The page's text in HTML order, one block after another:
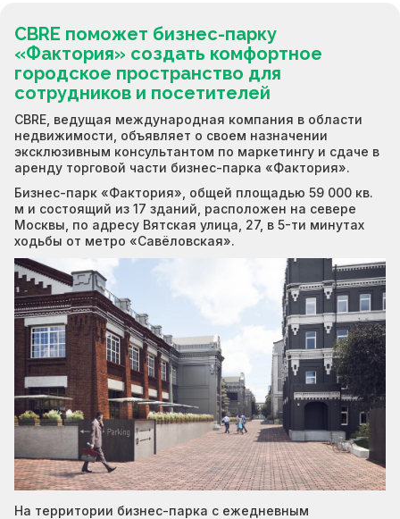
CBRE поможет бизнес-парку
«Фактория» создать комфортное
городское пространство для
сотрудников и посетителей
CBRE, ведущая международная компания в области
недвижимости, объявляет о своем назначении
эксклюзивным консультантом по маркетингу и сдаче в
аренду торговой части бизнес-парка «Фактория».
Бизнес-парк «Фактория», общей площадью 59 000 кв.
м и состоящий из 17 зданий, расположен на севере
Москвы, по адресу Вятская улица, 27, в 5-ти минутах
ходьбы от метро «Савёловская».
На территории бизнес-парка с ежедневным